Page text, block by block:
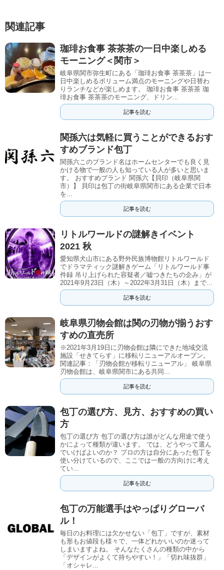
関連記事
珈琲お食事 茶茶茶の一日中楽しめる
モーニング＜関市＞
岐阜県関市弥生町にある「珈琲お食事 茶茶茶」は一
日中楽しめるボリューム満点のモーニングや日替わ
りランチなどが楽しめます。 珈琲お食事 茶茶茶 珈
琲お食事 茶茶茶のモーニング、ドリン...
記事を読む
関孫六は気軽に買うことができるおす
すめブランド包丁
関孫六このブランド名はホームセンターでも良く見
かける物で一般の人も知っている人が多いと思いま
す。 おすすめブランド 関孫六【貝印（岐阜県関
市）】 貝印は包丁の街岐阜県関市にある企業で日本
を...
記事を読む
リトルワールドの謎解きイベント
2021 秋
愛知県犬山市にある野外民族博物館リトルワールド
でドラマティック謎解きゲーム「リトルワールド事
件録 吊り上げられた容疑者／嘘つきたちの企み」が
2021年9月23日（木）～2022年3月31日（木）まで...
記事を読む
岐阜県刃物会館は関の刃物が揃うおす
すめの直売所
※2021年3月19日に刃物会館は隣にできた地域交流
施設「せきてらす」に移転リニューアルオープン。
関連記事：「刃物会館が移転リニューアル」 岐阜県
刃物会館は、岐阜県関市にある共同...
記事を読む
包丁の選び方、見方、おすすめの買い
方
包丁の選び方 包丁の選び方は誰がどんな用途で使う
かによって種類が違います。 では、どうやって選ん
でいけばよいのか？ プロの方は自分にあった包丁を
使い分けているので、ここでは一般の方向けに考え
てい...
記事を読む
包丁の万能選手はやっぱりグローバ
ル！
毎日のお料理には欠かせない「包丁」ですが、素材
も形もお値段も様々で、一体どれかいいのか迷って
しまいますよね。 そんなたくさんの種類の中から
「デザインがよくて持ちやすい！」「切れ味抜群」
「オシャレ...